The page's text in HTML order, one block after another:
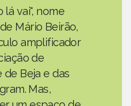
lá vai", nome
Mário Beirão,
amplificador
de
de Beja e das
Mas,